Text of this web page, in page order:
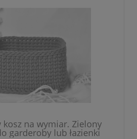
kosz na wymiar. Zielony
garderoby lub łazienki